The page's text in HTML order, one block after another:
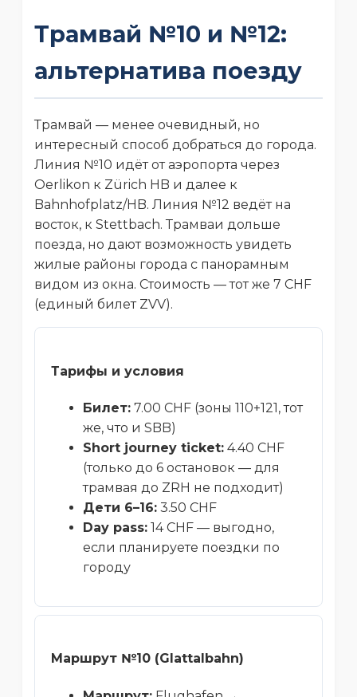
Трамвай №10 и №12:
альтернатива поезду
Трамвай — менее очевидный, но
интересный способ добраться до города.
Линия №10 идёт от аэропорта через
Oerlikon к Zürich HB и далее к
Bahnhofplatz/HB. Линия №12 ведёт на
восток, к Stettbach. Трамваи дольше
поезда, но дают возможность увидеть
жилые районы города с панорамным
видом из окна. Стоимость — тот же 7 CHF
(единый билет ZVV).
Тарифы и условия
Билет: 7.00 CHF (зоны 110+121, тот
же, что и SBB)
Short journey ticket: 4.40 CHF
(только до 6 остановок — для
трамвая до ZRH не подходит)
Дети 6–16: 3.50 CHF
Day pass: 14 CHF — выгодно,
если планируете поездки по
городу
Маршрут №10 (Glattalbahn)